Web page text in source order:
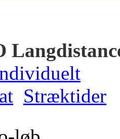
Stræktider